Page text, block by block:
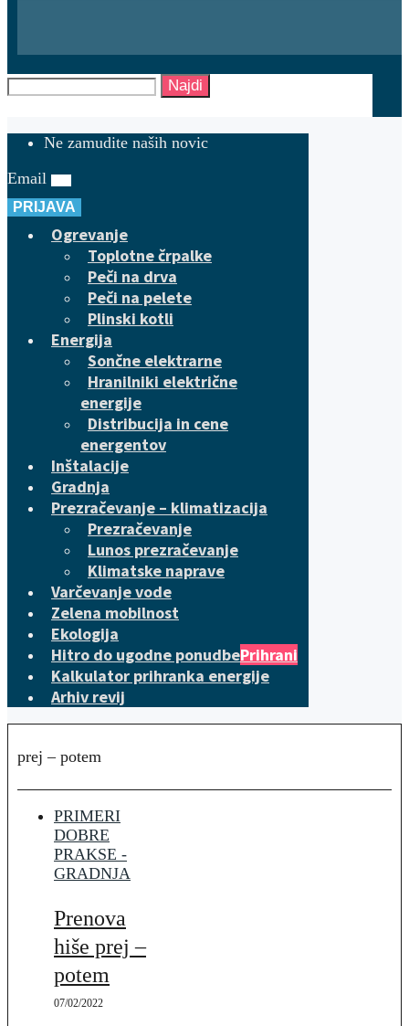
Najdi
Ne zamudite naših novic
Email
PRIJAVA
Ogrevanje
Toplotne črpalke
Peči na drva
Peči na pelete
Plinski kotli
Energija
Sončne elektrarne
Hranilniki električne
energije
Distribucija in cene
energentov
Inštalacije
Gradnja
Prezračevanje – klimatizacija
Prezračevanje
Lunos prezračevanje
Klimatske naprave
Varčevanje vode
Zelena mobilnost
Ekologija
Hitro do ugodne ponudbePrihrani
Kalkulator prihranka energije
Arhiv revij
prej – potem
PRIMERI
DOBRE
PRAKSE -
GRADNJA
Prenova
hiše prej –
potem
07/02/2022